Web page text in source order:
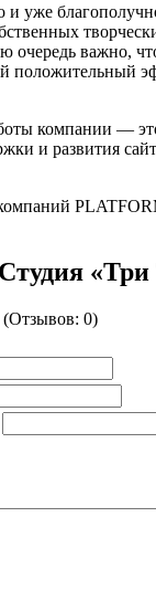
и уже
очередь важно,
положительный
компании —
и развития
«Три
(Отзывов: 0)